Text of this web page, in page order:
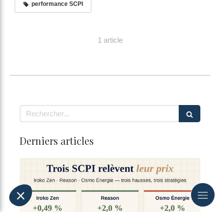
performance SCPI
1 article
Rechercher
Derniers articles